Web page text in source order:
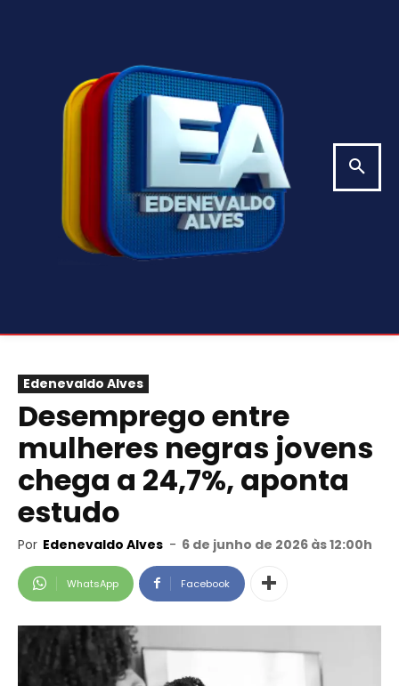
Edenevaldo Alves
Desemprego entre
mulheres negras jovens
chega a 24,7%, aponta
estudo
Por Edenevaldo Alves - 6 de junho de 2026 às 12:00h
WhatsApp Facebook